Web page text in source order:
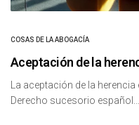
COSAS DE LA ABOGACÍA
Aceptación de la
La aceptación de la
Derecho sucesorio español.…